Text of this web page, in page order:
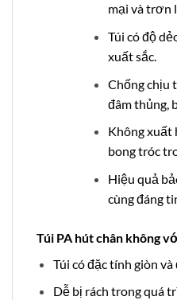
mại và trơn
Túi có độ
xuất sắc.
Chống chịu
đâm thủng,
Không xuất
bong tróc
Hiệu quả
cùng đáng
Túi PA hút chân không
Túi có đặc tính giòn và
Dễ bị rách trong quá